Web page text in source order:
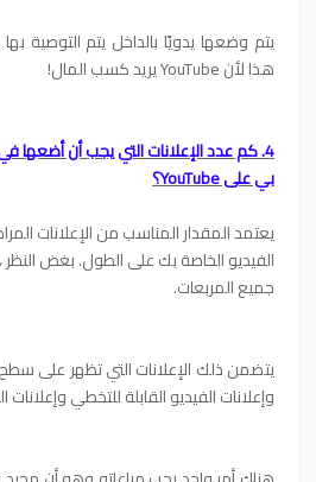
يتم وضعها يدويًا بالداخل يتم التوصية
هذا لأن YouTube يريد كسب المال!
4. كم عدد الإعلانات التي يجب أن أضعها
بي على YouTube؟
يعتمد المقدار المناسب من الإعلانات
الفيديو الخاصة بك على الطول. بغض النظر
جميع المربعات.
يتضمن ذلك الإعلانات التي تظهر على سطح
وإعلانات الفيديو القابلة للتخطي وإعلانات